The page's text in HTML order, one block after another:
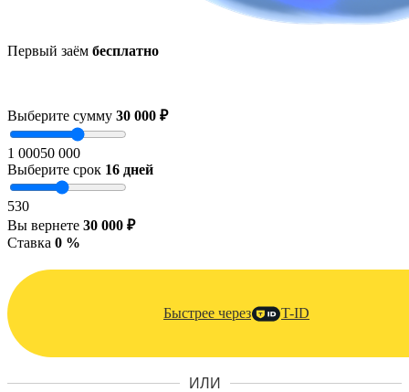
Первый заём бесплатно
Выберите сумму 30 000 ₽
1 00050 000
Выберите срок 16 дней
530
Вы вернете 30 000 ₽
Ставка 0 %
Быстрее через T-ID
ИЛИ